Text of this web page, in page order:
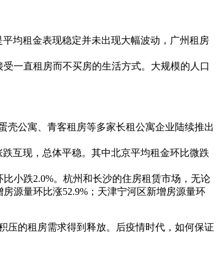
均租金表现稳定并未出现大幅波动，广州租房
一直租房而不买房的生活方式。大规模的人口
公寓、青客租房等多家长租公寓企业陆续推出
互现，总体平稳。其中北京平均租金环比微跌
小跌2.0%。杭州和长沙的住房租赁市场，无论
源量环比涨52.9%；天津宁河区新增房源量环
的租房需求得到释放。后疫情时代，如何保证